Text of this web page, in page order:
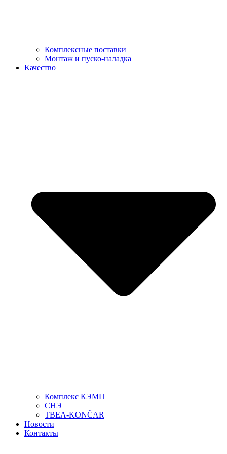
Комплексные поставки
Монтаж и пуско-наладка
Качество
Комплекс КЭМП
СНЭ
TBEA-KONČAR
Новости
Контакты